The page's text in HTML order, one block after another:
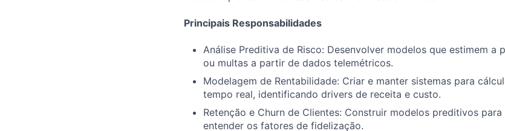
Principais Responsabilidades
Análise Preditiva de Risco: Desenvolver modelos que estimem a
ou multas a partir de dados telemétricos.
Modelagem de Rentabilidade: Criar e manter sistemas para
tempo real, identificando drivers de receita e custo.
Retenção e Churn de Clientes: Construir modelos preditivos
entender os fatores de fidelização.